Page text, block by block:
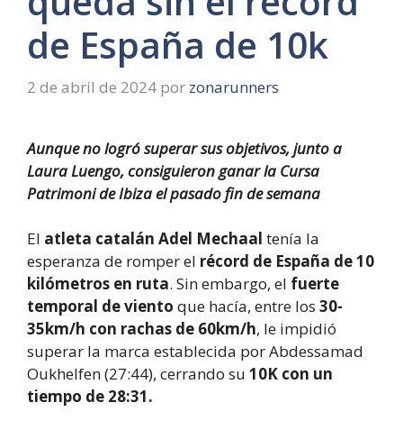
de España de 10k
2 de abril de 2024 por zonarunners
Aunque no logró superar sus objetivos, junto a
Laura Luengo, consiguieron ganar la Cursa
Patrimoni de Ibiza el pasado fin de semana
El atleta catalán Adel Mechaal tenía la
esperanza de romper el récord de España de 10
kilómetros en ruta. Sin embargo, el fuerte
temporal de viento que hacía, entre los 30-
35km/h con rachas de 60km/h, le impidió
superar la marca establecida por Abdessamad
Oukhelfen (27:44), cerrando su 10K con un
tiempo de 28:31.